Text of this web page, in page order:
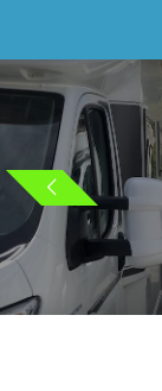
direct
naar
hoofdinhoud